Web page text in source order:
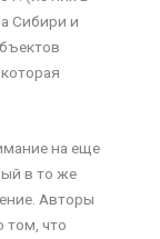
Сибири и
на еще
в то же
Авторы
том, что